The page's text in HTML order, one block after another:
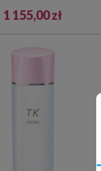
1 155,00 zł